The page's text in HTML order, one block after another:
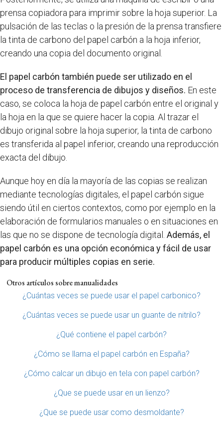
prensa copiadora para imprimir sobre la hoja superior. La
pulsación de las teclas o la presión de la prensa transfiere
la tinta de carbono del papel carbón a la hoja inferior,
creando una copia del documento original.
El papel carbón también puede ser utilizado en el
proceso de transferencia de dibujos y diseños. En este
caso, se coloca la hoja de papel carbón entre el original y
la hoja en la que se quiere hacer la copia. Al trazar el
dibujo original sobre la hoja superior, la tinta de carbono
es transferida al papel inferior, creando una reproducción
exacta del dibujo.
Aunque hoy en día la mayoría de las copias se realizan
mediante tecnologías digitales, el papel carbón sigue
siendo útil en ciertos contextos, como por ejemplo en la
elaboración de formularios manuales o en situaciones en
las que no se dispone de tecnología digital. Además, el
papel carbón es una opción económica y fácil de usar
para producir múltiples copias en serie.
Otros artículos sobre manualidades
¿Cuántas veces se puede usar el papel carbonico?
¿Cuántas veces se puede usar un guante de nitrilo?
¿Qué contiene el papel carbón?
¿Cómo se llama el papel carbón en España?
¿Cómo calcar un dibujo en tela con papel carbón?
¿Que se puede usar en un lienzo?
¿Que se puede usar como desmoldante?